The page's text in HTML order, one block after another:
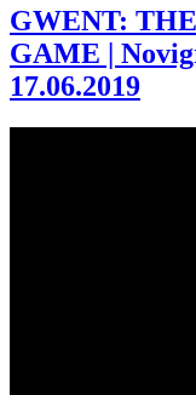
GWENT:
GAME |
17.06.2019